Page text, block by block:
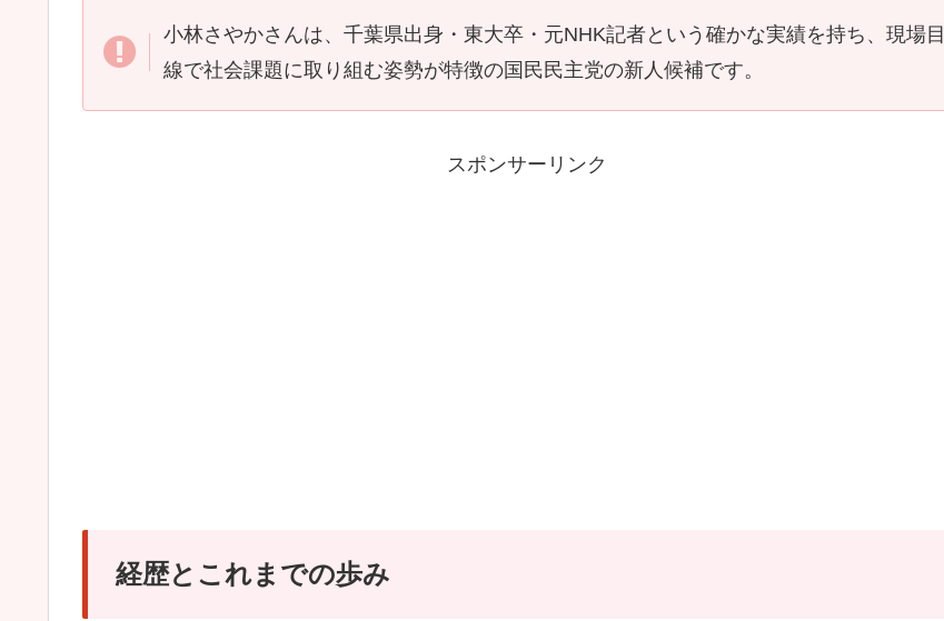
小林さやかさんは、千葉県出身・東大卒・元NHK記者という確かな実績を持ち、現場目
線で社会課題に取り組む姿勢が特徴の国民民主党の新人候補です。
スポンサーリンク
経歴とこれまでの歩み